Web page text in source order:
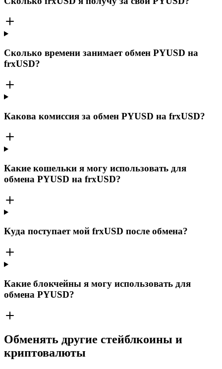
Сколько времени занимает обмен PYUSD на
frxUSD?
Какова комиссия за обмен PYUSD на frxUSD?
Какие кошельки я могу использовать для
обмена PYUSD на frxUSD?
Куда поступает мой frxUSD после обмена?
Какие блокчейны я могу использовать для
обмена PYUSD?
Обменять другие стейблкоины и
криптовалюты